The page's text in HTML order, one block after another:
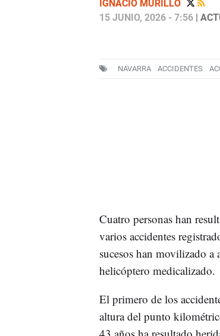
IGNACIO MURILLO
15 JUNIO, 2026 - 7:56|
NAVARRA ACCIDENTES
Cuatro personas han
varios accidentes
sucesos han movilizado
helicóptero medicalizado.
El primero de los
altura del punto